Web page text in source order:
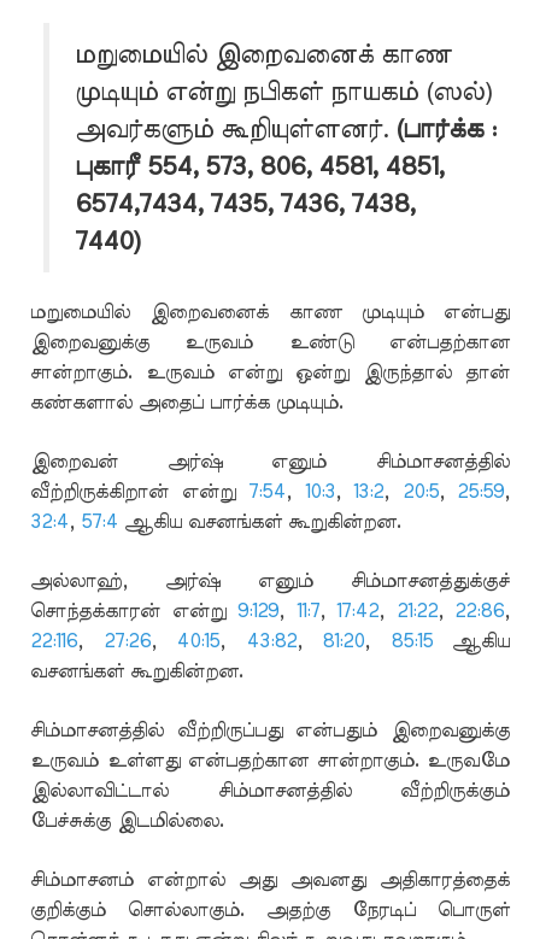
மறுமையில் இறைவனைக் காண
முடியும் என்று நபிகள் நாயகம் (ஸல்)
அவர்களும் கூறியுள்ளனர்.(பார்க்க :
புகாரீ 554, 573, 806, 4581, 4851,
6574,7434, 7435, 7436, 7438,
7440)
மறுமையில் இறைவனைக் காண முடியும் என்பது
இறைவனுக்கு உருவம் உண்டு என்பதற்கான
சான்றாகும். உருவம் என்று ஒன்று இருந்தால் தான்
கண்களால் அதைப் பார்க்க முடியும்.
இறைவன் அர்ஷ் எனும் சிம்மாசனத்தில்
வீற்றிருக்கிறான் என்று 7:54, 10:3, 13:2, 20:5, 25:59,
32:4, 57:4 ஆகிய வசனங்கள் கூறுகின்றன.
அல்லாஹ், அர்ஷ் எனும் சிம்மாசனத்துக்குச்
சொந்தக்காரன் என்று 9:129, 11:7, 17:42, 21:22, 22:86,
22:116, 27:26, 40:15, 43:82, 81:20, 85:15ஆகிய
வசனங்கள் கூறுகின்றன.
சிம்மாசனத்தில் வீற்றிருப்பது என்பதும் இறைவனுக்கு
உருவம் உள்ளது என்பதற்கான சான்றாகும். உருவமே
இல்லாவிட்டால் சிம்மாசனத்தில் வீற்றிருக்கும்
பேச்சுக்கு இடமில்லை.
சிம்மாசனம் என்றால் அது அவனது அதிகாரத்தைக்
குறிக்கும் சொல்லாகும். அதற்கு நேரடிப் பொருள்